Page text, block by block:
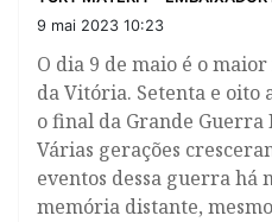
9 mai 2023 10:23
​O dia 9 de maio é o
da Vitória. Setenta e oito
o final da Grande Guerra
Várias gerações
eventos dessa guerra há
memória distante,